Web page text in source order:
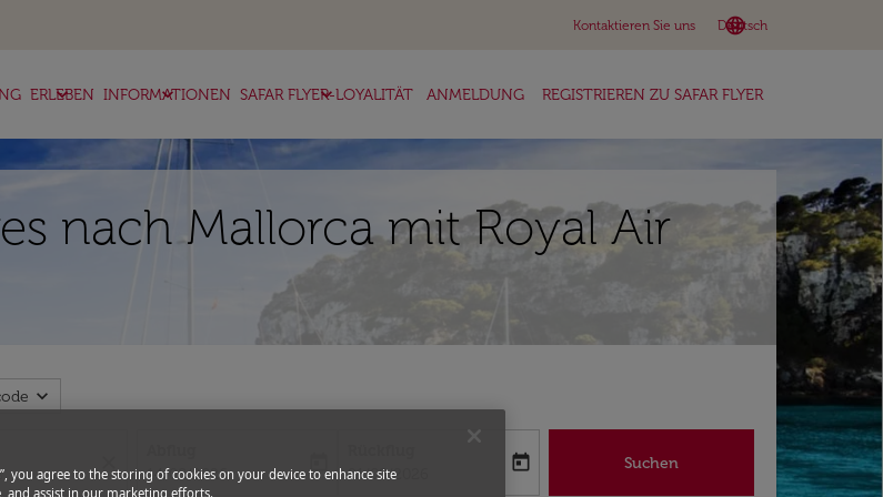
Kontaktieren Sie uns language
Deutsch
keyboard_arrow_down
ERLEBEN
keyboard_arrow_down INFORMATIONEN
keyboard_arrow_down SAFAR FLYER-LOYALITÄT
keyboard_arrow_down ANMELDUNG REGISTRIEREN ZU SAFAR FLYER
nach Mallorca mit Royal Air
expand_more
fc-booking-departure-date-aria-label
14/08/2026
fc-booking-return-date-aria-label
21/08/2026
today Suchen
you agree to the storing of cookies on your device to enhance site
and assist in our marketing efforts.